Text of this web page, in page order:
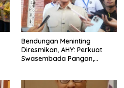
Bendungan Meninting
Diresmikan, AHY: Perkuat
Swasembada Pangan,